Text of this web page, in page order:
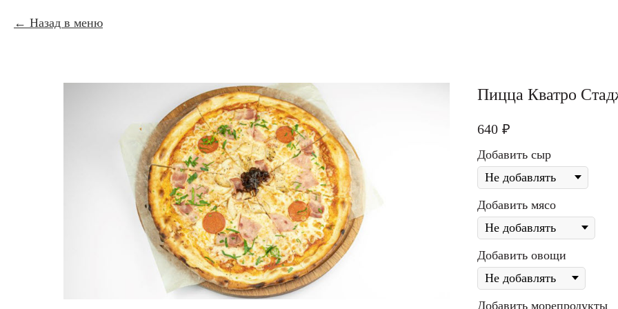
Назад в меню
Пицца Кватро
640 ₽
Добавить сыр
Добавить мясо
Добавить овощи
Добавить морепродукты